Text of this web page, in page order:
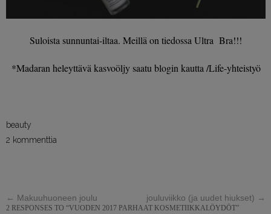
Suloista sunnuntai-iltaa. Meillä on tiedossa Ultra Bra!!!
*Madaran heleyttävä kasvoöljy saatu blogin kautta /Life-yhteistyö
beauty
2 kommenttia
← Makuuhuoneen joulu jouluviikko (ja uudet hiukset) →
2 RESPONSES TO “VUODEN 2017 PARHAAT KOSMETIIKKALÖYDÖT”